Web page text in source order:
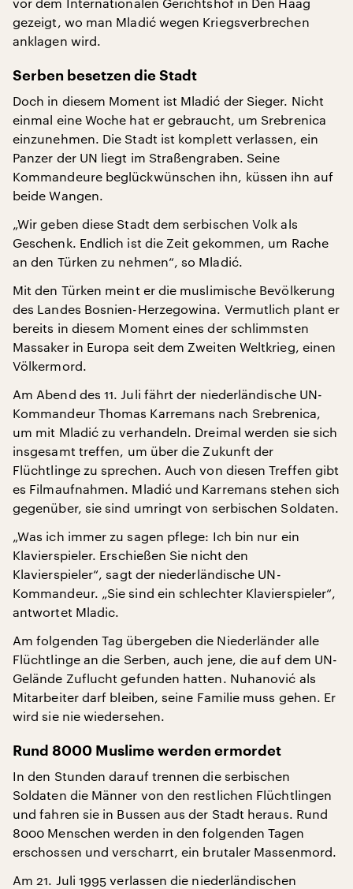
gezeigt, wo man Mladić wegen Kriegsverbrechen
anklagen wird.
Serben besetzen die Stadt
Doch in diesem Moment ist Mladić der Sieger. Nicht
einmal eine Woche hat er gebraucht, um Srebrenica
einzunehmen. Die Stadt ist komplett verlassen, ein
Panzer der UN liegt im Straßengraben. Seine
Kommandeure beglückwünschen ihn, küssen ihn auf
beide Wangen.
„Wir geben diese Stadt dem serbischen Volk als
Geschenk. Endlich ist die Zeit gekommen, um Rache
an den Türken zu nehmen“, so Mladić.
Mit den Türken meint er die muslimische Bevölkerung
des Landes Bosnien-Herzegowina. Vermutlich plant er
bereits in diesem Moment eines der schlimmsten
Massaker in Europa seit dem Zweiten Weltkrieg, einen
Völkermord.
Am Abend des 11. Juli fährt der niederländische UN-
Kommandeur Thomas Karremans nach Srebrenica,
um mit Mladić zu verhandeln. Dreimal werden sie sich
insgesamt treffen, um über die Zukunft der
Flüchtlinge zu sprechen. Auch von diesen Treffen gibt
es Filmaufnahmen. Mladić und Karremans stehen sich
gegenüber, sie sind umringt von serbischen Soldaten.
„Was ich immer zu sagen pflege: Ich bin nur ein
Klavierspieler. Erschießen Sie nicht den
Klavierspieler“, sagt der niederländische UN-
Kommandeur. „Sie sind ein schlechter Klavierspieler“,
antwortet Mladic.
Am folgenden Tag übergeben die Niederländer alle
Flüchtlinge an die Serben, auch jene, die auf dem UN-
Gelände Zuflucht gefunden hatten. Nuhanović als
Mitarbeiter darf bleiben, seine Familie muss gehen. Er
wird sie nie wiedersehen.
Rund 8000 Muslime werden ermordet
In den Stunden darauf trennen die serbischen
Soldaten die Männer von den restlichen Flüchtlingen
und fahren sie in Bussen aus der Stadt heraus. Rund
8000 Menschen werden in den folgenden Tagen
erschossen und verscharrt, ein brutaler Massenmord.
Am 21. Juli 1995 verlassen die niederländischen